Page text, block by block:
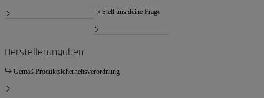
Stell uns deine Frage
Herstellerangaben
Gemäß Produktsicherheitsverordnung